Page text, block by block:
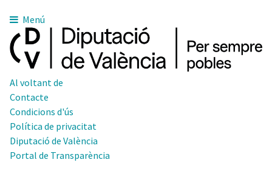
Menú
Al voltant de
Contacte
Condicions d'ús
Política de privacitat
Diputació de València
Portal de Transparència